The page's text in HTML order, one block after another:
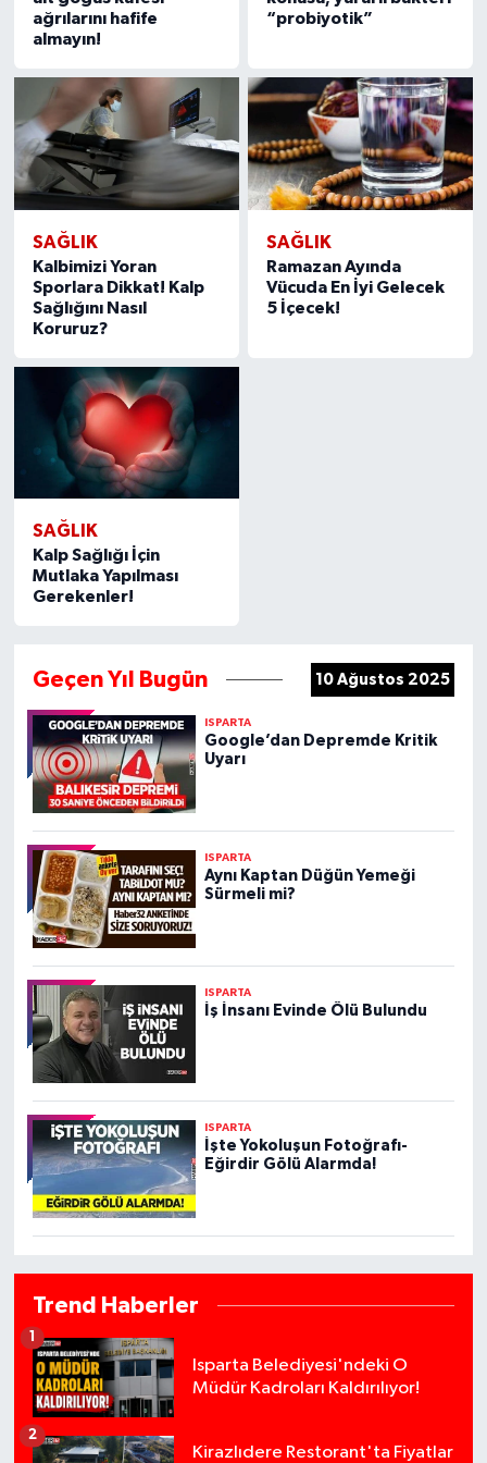
ağrılarını hafife
almayın!
“probiyotik”
SAĞLIK
Kalbimizi Yoran
Sporlara Dikkat! Kalp
Sağlığını Nasıl
Koruruz?
SAĞLIK
Ramazan Ayında
Vücuda En İyi Gelecek
5 İçecek!
SAĞLIK
Kalp Sağlığı İçin
Mutlaka Yapılması
Gerekenler!
Geçen Yıl Bugün 10 Ağustos 2025
ISPARTA
Google’dan Depremde Kritik
Uyarı
ISPARTA
Aynı Kaptan Düğün Yemeği
Sürmeli mi?
ISPARTA
İş İnsanı Evinde Ölü Bulundu
ISPARTA
İşte Yokoluşun Fotoğrafı-
Eğirdir Gölü Alarmda!
Trend Haberler
Isparta Belediyesi'ndeki O
Müdür Kadroları Kaldırılıyor!
1
Kirazlıdere Restorant'ta Fiyatlar
2